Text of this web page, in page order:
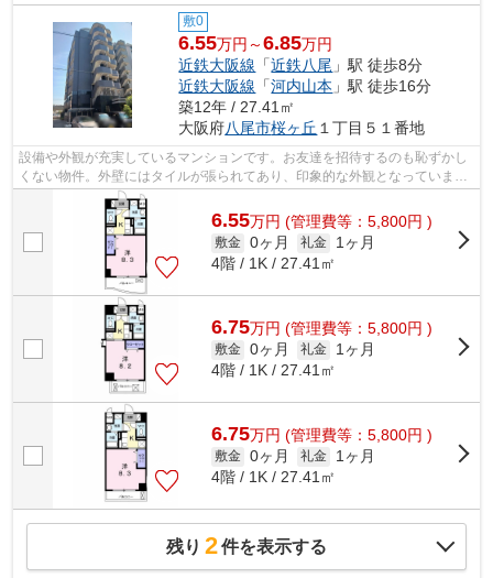
敷0
6.55万円～6.85万円
近鉄大阪線 「近鉄八尾 」駅 徒歩8分
近鉄大阪線 「河内山本 」駅 徒歩16分
築12年 / 27.41㎡
大阪府八尾市桜ヶ丘 １丁目５１番地
設備や外観が充実しているマンションです。お友達を招待するのも恥ずかし
くない物件。外壁にはタイルが張られてあり、印象的な外観となっていま
す。家賃10万円以下のマンションをお探...
6.55万円 (管理費等：5,800円 )
敷金 0ヶ月 礼金
1ヶ月
4階 / 1K / 27.41㎡
6.75万円 (管理費等：5,800円 )
敷金 0ヶ月 礼金
1ヶ月
4階 / 1K / 27.41㎡
6.75万円 (管理費等：5,800円 )
敷金 0ヶ月 礼金
1ヶ月
4階 / 1K / 27.41㎡
残り 2件を表示する